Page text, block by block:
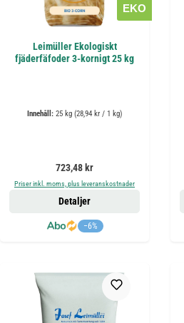
EKO
Leimüller Ekologiskt
fjäderfäfoder 3-kornigt 25 kg
Innehåll: 25 kg (28,94 kr / 1 kg)
Ordinarie pris:
723,48 kr
Priser inkl. moms, plus leveranskostnader
−6%
Detaljer